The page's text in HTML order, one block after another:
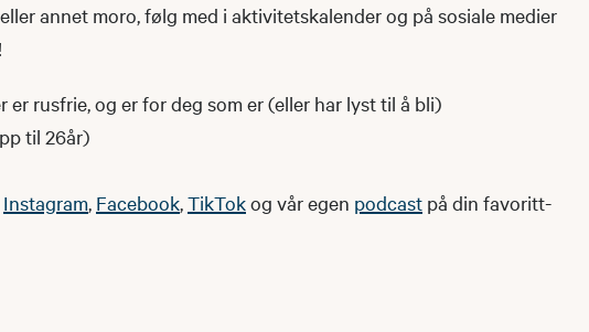
annet moro, følg med i aktivitetskalender og på sosiale medier
er rusfrie, og er for deg som er (eller har lyst til å bli)
til 26år)
Instagram, Facebook,TikTokog vår egen podcast på din favoritt-